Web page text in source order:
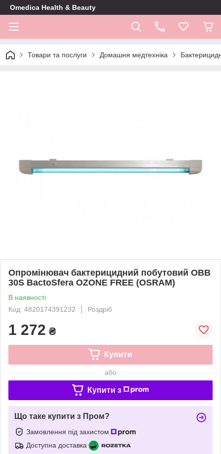
Omedica Health & Beauty
Товари та послуги Домашня медтехніка
Опромінювач бактерицидний побутовий OBB
30S BactoSfera OZONE FREE (OSRAM)
В наявності
Код: 4820174391232
Роздріб
1 272 ₴
Купити
або
Купити з
Що таке купити з Пром?
Замовлення під захистом
Доступна доставка